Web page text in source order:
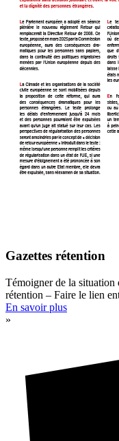
Gazettes rétention
Témoigner de la situation
rétention – Faire le lien
En savoir plus
»